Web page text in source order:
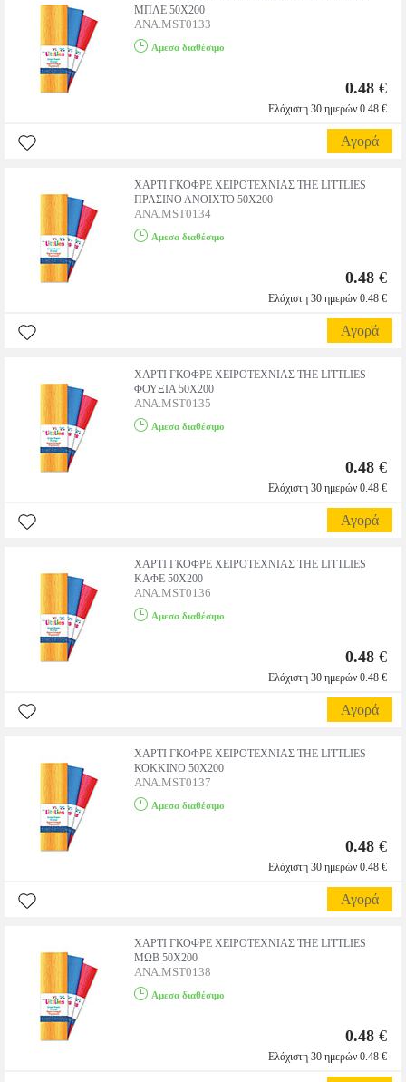
ΜΠΛΕ 50X200
ANA.MST0133
Αμεσα διαθέσιμο
0.48 €
Ελάχιστη 30 ημερών 0.48 €
Αγορά
ΧΑΡΤΙ ΓΚΟΦΡΕ ΧΕΙΡΟΤΕΧΝΙΑΣ THE LITTLIES
ΠΡΑΣΙΝΟ ΑΝΟΙΧΤΟ 50X200
ANA.MST0134
Αμεσα διαθέσιμο
0.48 €
Ελάχιστη 30 ημερών 0.48 €
Αγορά
ΧΑΡΤΙ ΓΚΟΦΡΕ ΧΕΙΡΟΤΕΧΝΙΑΣ THE LITTLIES
ΦΟΥΞΙΑ 50X200
ANA.MST0135
Αμεσα διαθέσιμο
0.48 €
Ελάχιστη 30 ημερών 0.48 €
Αγορά
ΧΑΡΤΙ ΓΚΟΦΡΕ ΧΕΙΡΟΤΕΧΝΙΑΣ THE LITTLIES
ΚΑΦΕ 50X200
ANA.MST0136
Αμεσα διαθέσιμο
0.48 €
Ελάχιστη 30 ημερών 0.48 €
Αγορά
ΧΑΡΤΙ ΓΚΟΦΡΕ ΧΕΙΡΟΤΕΧΝΙΑΣ THE LITTLIES
ΚΟΚΚΙΝΟ 50X200
ANA.MST0137
Αμεσα διαθέσιμο
0.48 €
Ελάχιστη 30 ημερών 0.48 €
Αγορά
ΧΑΡΤΙ ΓΚΟΦΡΕ ΧΕΙΡΟΤΕΧΝΙΑΣ THE LITTLIES
ΜΩΒ 50X200
ANA.MST0138
Αμεσα διαθέσιμο
0.48 €
Ελάχιστη 30 ημερών 0.48 €